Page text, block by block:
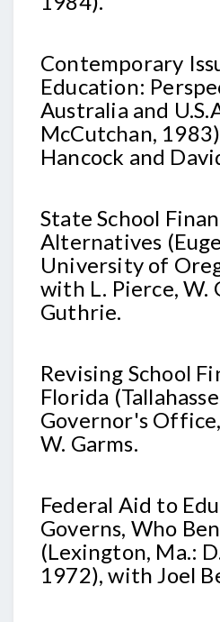
Contemporary
Education:
Australia and
McCutchan,
Hancock and
State School
Alternatives
University of
with L. Pierce, W.
Guthrie.
Revising School
Florida
Governor's
W. Garms.
Federal Aid to
Governs, Who
(Lexington, Ma.:
1972), with Joel